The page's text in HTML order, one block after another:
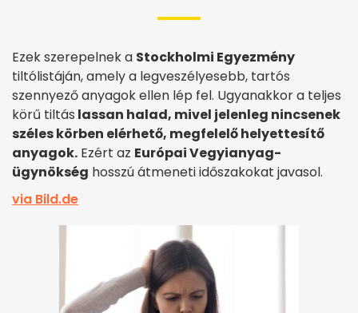
Ezek szerepelnek a Stockholmi Egyezmény
tiltólistáján, amely a legveszélyesebb, tartós
szennyező anyagok ellen lép fel. Ugyanakkor a teljes
körű tiltás lassan halad, mivel jelenleg nincsenek
széles körben elérhető, megfelelő helyettesítő
anyagok. Ezért az Európai Vegyianyag-
ügynökség hosszú átmeneti időszakokat javasol.
via Bild.de